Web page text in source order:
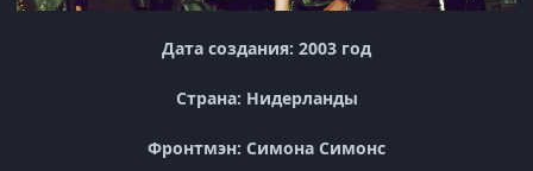
Дата создания: 2003 год
Страна: Нидерланды
Фронтмэн: Симона Симонс